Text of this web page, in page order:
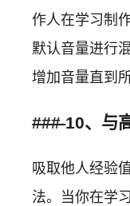
作人在学习制
默认音量进行
增加音量直到
###10、与
吸取他人经验
法。当你在学